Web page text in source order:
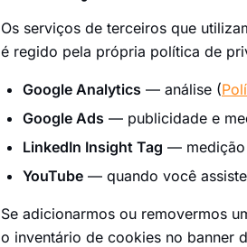
Os serviços de terceiros que
é regido pela própria política de
Google Analytics — análise (
Google Ads — publicidade e
LinkedIn Insight Tag — medição
YouTube — quando você
Se adicionarmos ou removermos
o inventário de cookies no banner